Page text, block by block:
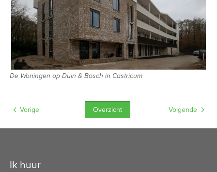
De Woningen op Duin & Bosch in Castricum
Volgende
Overzicht
Vorige
Contactinformatie
Ik huur